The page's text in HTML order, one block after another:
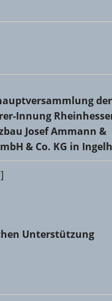
der
Ingelheim
der
Innung
Josef Ammann &
& Co. KG in
Mainz-Bingen
Unterstützung
Unterstützung